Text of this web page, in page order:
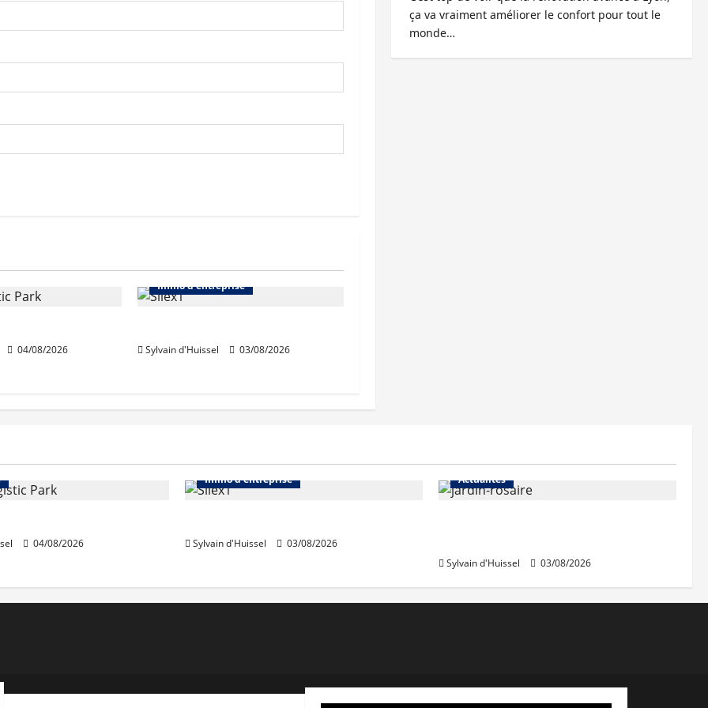
04/08/2026
Immo d'entreprise
Sylvain d'Huissel 03/08/2026
ça va vraiment améliorer le confort pour tout le
monde…
04/08/2026
Immo d'entreprise
Sylvain d'Huissel 03/08/2026
Actualités
Sylvain d'Huissel 03/08/2026